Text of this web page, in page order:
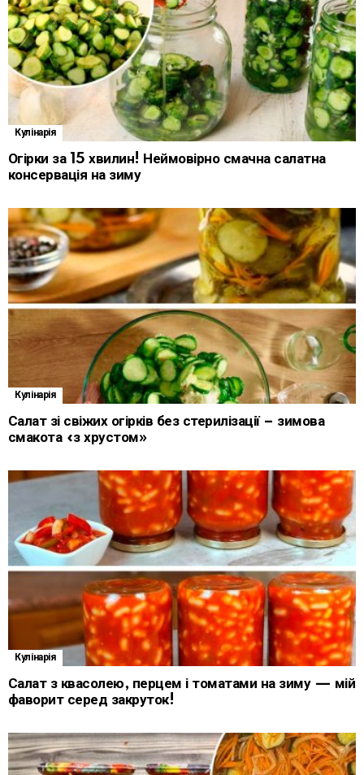
Кулінарія
Огірки за 15 хвилин! Неймовірно смачна салатна
консервація на зиму
Кулінарія
Салат зі свіжих огірків без стерилізації – зимова
смакота «з хрустом»
Кулінарія
Салат з квасолею, перцем і томатами на зиму — мій
фаворит серед закруток!